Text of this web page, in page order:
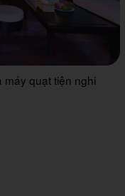
máy quạt tiện nghi